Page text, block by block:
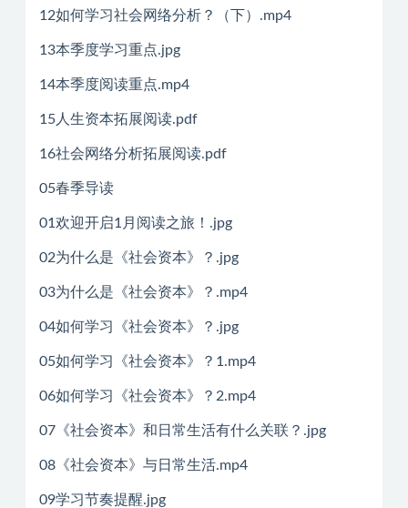
12如何学习社会网络分析？（下）.mp4
13本季度学习重点.jpg
14本季度阅读重点.mp4
15人生资本拓展阅读.pdf
16社会网络分析拓展阅读.pdf
05春季导读
01欢迎开启1月阅读之旅！.jpg
02为什么是《社会资本》？.jpg
03为什么是《社会资本》？.mp4
04如何学习《社会资本》？.jpg
05如何学习《社会资本》？1.mp4
06如何学习《社会资本》？2.mp4
07《社会资本》和日常生活有什么关联？.jpg
08《社会资本》与日常生活.mp4
09学习节奏提醒.jpg